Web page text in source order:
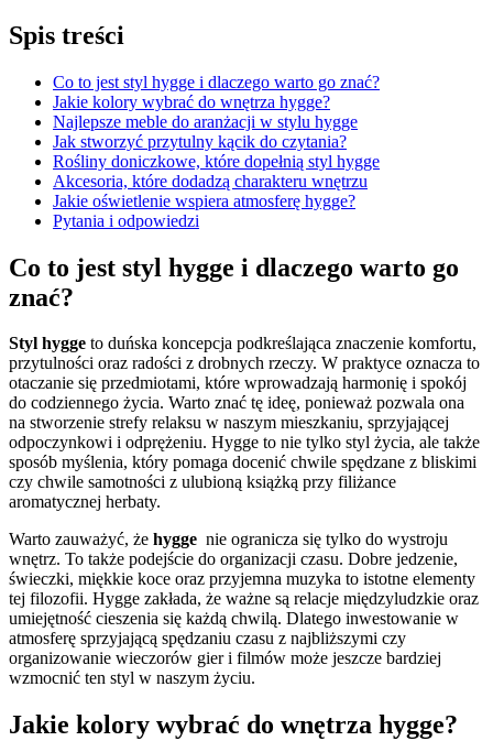
Spis⁣ treści
Co to jest styl hygge ⁤i dlaczego warto go znać?
Jakie kolory wybrać ‍do wnętrza hygge?
Najlepsze meble do aranżacji w stylu hygge⁢
Jak‌ stworzyć przytulny kącik do czytania?
Rośliny doniczkowe,⁢ które dopełnią styl hygge
Akcesoria, które⁣ dodadzą charakteru wnętrzu
Jakie oświetlenie wspiera atmosferę hygge?
Pytania⁢ i odpowiedzi
Co to ⁤jest styl hygge i⁢ dlaczego⁢ warto ‍go⁣
znać?
Styl hygge to duńska koncepcja podkreślająca znaczenie komfortu,
⁤przytulności oraz radości z drobnych rzeczy. W praktyce‍ oznacza to
⁢otaczanie się przedmiotami, które wprowadzają harmonię i⁢ spokój
do ​codziennego⁤ życia. Warto znać tę ideę, ponieważ pozwala ona
na stworzenie strefy relaksu w naszym mieszkaniu, sprzyjającej
odpoczynkowi i odprężeniu. Hygge ⁢to nie‍ tylko styl życia, ale także⁣
sposób myślenia, który pomaga docenić chwile spędzane z bliskimi
czy chwile samotności z ulubioną książką przy filiżance
aromatycznej herbaty.
Warto zauważyć, że hygge ⁣ nie ogranicza ⁤się tylko do wystroju
wnętrz.‍ To także podejście do organizacji czasu. Dobre jedzenie,
świeczki, ‍miękkie koce⁤ oraz ⁢przyjemna muzyka ⁤to istotne ⁣elementy
tej⁤ filozofii. Hygge zakłada, że⁣ ważne‍ są relacje międzyludzkie‌ oraz
umiejętność cieszenia się każdą chwilą. Dlatego inwestowanie⁢ w
atmosferę sprzyjającą spędzaniu czasu z‌ najbliższymi ⁢czy
organizowanie wieczorów ⁣gier i filmów może jeszcze bardziej
wzmocnić ten styl w naszym ⁤życiu.
Jakie kolory wybrać do ⁢wnętrza hygge?